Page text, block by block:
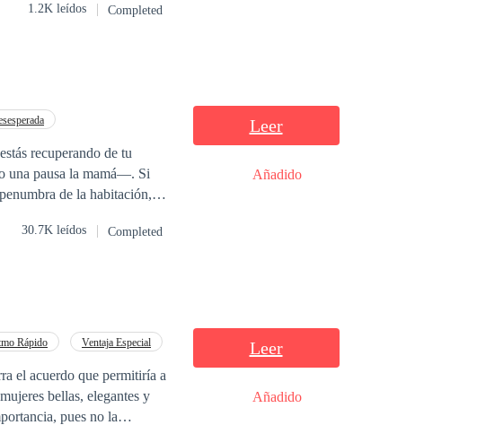
1.2K leídos Completed
recuperando de tu
una pausa la mamá—. Si
de la habitación,
para casarme. Su madre
de dar algunas
30.7K leídos Completed
Leer
Añadido
Rápido
Ventaja Especial
pues no la
Leer
Añadido